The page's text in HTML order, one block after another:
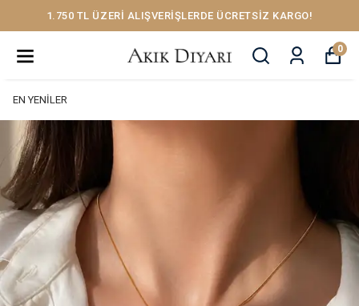
1.750 TL ÜZERİ ALIŞVERİŞLERDE ÜCRETSİZ KARGO!
0
EN YENİLER